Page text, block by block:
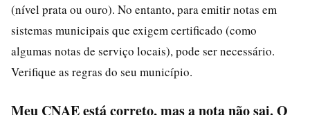
(nível prata ou ouro). No entanto, para emitir notas em
sistemas municipais que exigem certificado (como
algumas notas de serviço locais), pode ser necessário.
Verifique as regras do seu município.
Meu CNAE está correto, mas a nota não sai. O